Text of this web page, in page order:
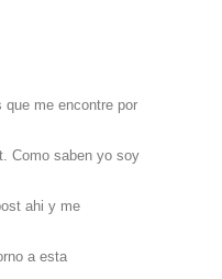
que me encontre por
Como saben yo soy
ahi y me
a esta